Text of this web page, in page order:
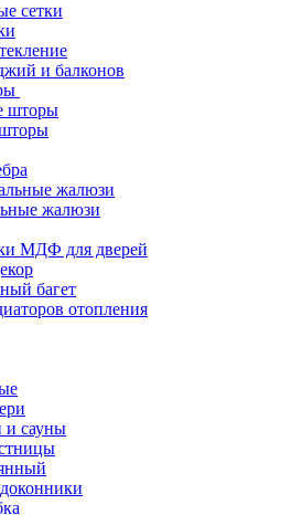
сетки
и балконов
шторы
жалюзи
жалюзи
МДФ для дверей
багет
отопления
и сауны